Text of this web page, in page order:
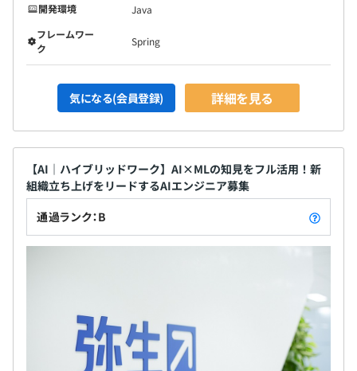
開発環境
Java
フレームワー
ク
Spring
気になる(会員登録) 詳細を見る
【AI｜ハイブリッドワーク】AI×MLの知見をフル活用！新
組織立ち上げをリードするAIエンジニア募集
通過ランク：B